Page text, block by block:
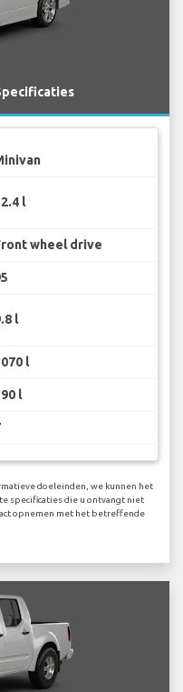
l
wheel drive
l
l
l
doeleinden, we kunnen het
specificaties die u ontvangt niet
opnemen met het betreffende